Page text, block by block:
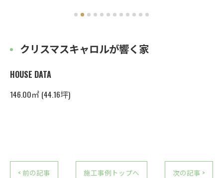
クリスマスキャロルが響く家
HOUSE DATA
146.00㎡ (44.16坪)
< 前の記事 施工事例トップへ 次の記事 >